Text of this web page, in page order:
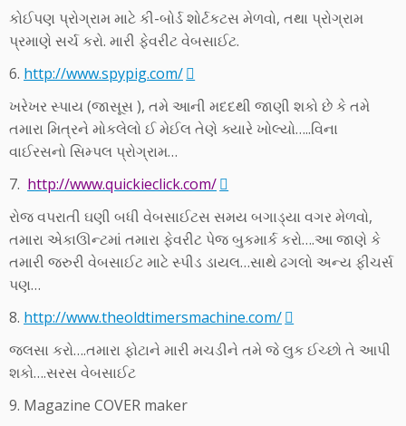
કોઈપણ પ્રોગ્રામ માટે કી-બોર્ડ શોર્ટકટસ મેળવો, તથા પ્રોગ્રામ
પ્રમાણે સર્ચ કરો. મારી ફેવરીટ વેબસાઈટ.
6. http://www.spypig.com/
ખરેખર સ્પાય (જાસૂસ ), તમે આની મદદથી જાણી શકો છે કે તમે
તમારા મિત્રને મોકલેલો ઈ મેઈલ તેણે ક્યારે ખોલ્યો…..વિના
વાઈરસનો સિમ્પલ પ્રોગ્રામ…
7. http://www.quickieclick.com/
રોજ વપરાતી ઘણી બધી વેબસાઈટસ સમય બગાડ્યા વગર મેળવો,
તમારા એકાઊન્ટમાં તમારા ફેવરીટ પેજ બુકમાર્ક કરો….આ જાણે કે
તમારી જરુરી વેબસાઈટ માટે સ્પીડ ડાયલ…સાથે ઢગલો અન્ય ફીચર્સ
પણ…
8. http://www.theoldtimersmachine.com/
જલસા કરો….તમારા ફોટાને મારી મચડીને તમે જે લુક ઈચ્છો તે આપી
શકો….સરસ વેબસાઈટ
9. Magazine COVER maker